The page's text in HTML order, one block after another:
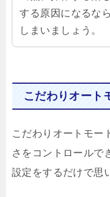
する原因になるな
しまいましょう。
こだわりオート
こだわりオートモー
さをコントロールで
設定をするだけで思